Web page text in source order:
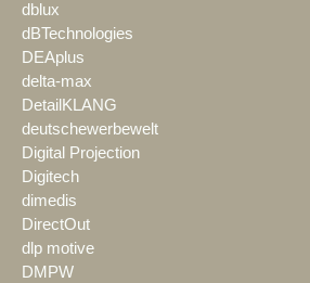
dblux
dBTechnologies
DEAplus
delta-max
DetailKLANG
deutschewerbewelt
Digital Projection
Digitech
dimedis
DirectOut
dlp motive
DMPW